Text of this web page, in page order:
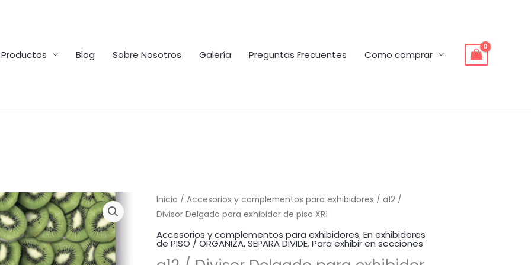
Productos
Blog Sobre Nosotros Galería Preguntas Frecuentes Como comprar
Inicio / Accesorios y complementos para exhibidores / a12 /
Divisor Delgado para exhibidor de piso XR1
Accesorios y complementos para exhibidores,En exhibidores
de PISO / ORGANIZA, SEPARA DIVIDE,Para exhibir en secciones